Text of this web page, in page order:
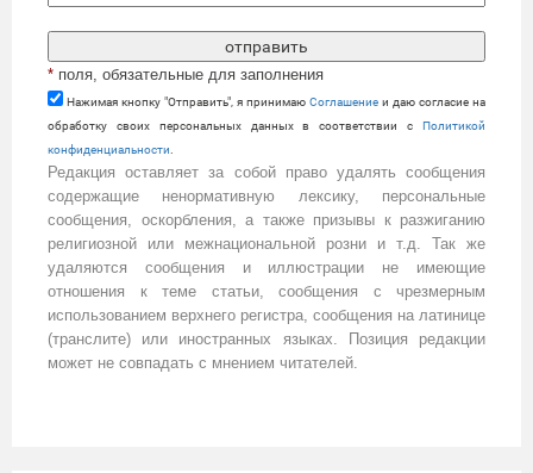
* поля, обязательные для заполнения
Нажимая кнопку "Отправить", я принимаю Cоглашение и даю согласие на
обработку своих персональных данных в соответствии с Политикой
конфиденциальности
Редакция оставляет за собой право удалять сообщения
содержащие ненормативную лексику, персональные
сообщения, оскорбления, а также призывы к разжиганию
религиозной или межнациональной розни и т.д. Так же
удаляются сообщения и иллюстрации не имеющие
отношения к теме статьи, сообщения с чрезмерным
использованием верхнего регистра, сообщения на латинице
(транслите) или иностранных языках. Позиция редакции
может не совпадать с мнением читателей.